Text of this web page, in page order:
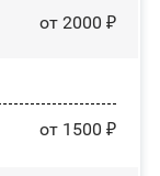
от 2000 ₽
от 1500 ₽